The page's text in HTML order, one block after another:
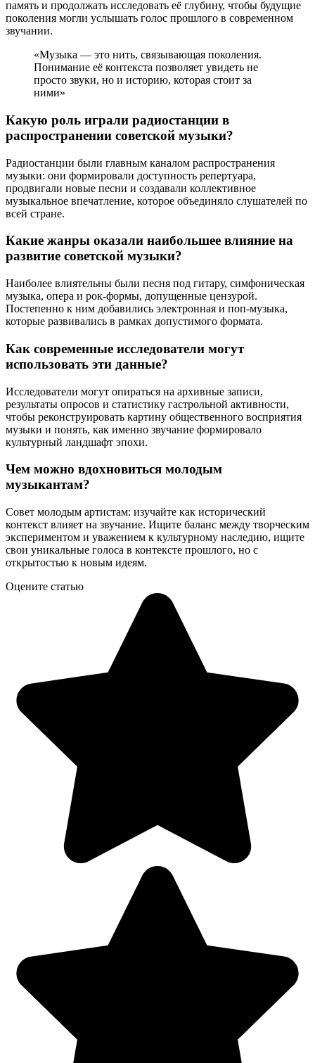
память и продолжать исследовать её глубину, чтобы будущие
поколения могли услышать голос прошлого в современном
звучании.
«Музыка — это нить, связывающая поколения.
Понимание её контекста позволяет увидеть не
просто звуки, но и историю, которая стоит за
ними»
Какую роль играли радиостанции в
распространении советской музыки?
Радиостанции были главным каналом распространения
музыки: они формировали доступность репертуара,
продвигали новые песни и создавали коллективное
музыкальное впечатление, которое объединяло слушателей по
всей стране.
Какие жанры оказали наибольшее влияние на
развитие советской музыки?
Наиболее влиятельны были песня под гитару, симфоническая
музыка, опера и рок-формы, допущенные цензурой.
Постепенно к ним добавились электронная и поп-музыка,
которые развивались в рамках допустимого формата.
Как современные исследователи могут
использовать эти данные?
Исследователи могут опираться на архивные записи,
результаты опросов и статистику гастрольной активности,
чтобы реконструировать картину общественного восприятия
музыки и понять, как именно звучание формировало
культурный ландшафт эпохи.
Чем можно вдохновиться молодым
музыкантам?
Совет молодым артистам: изучайте как исторический
контекст влияет на звучание. Ищите баланс между творческим
экспериментом и уважением к культурному наследию, ищите
свои уникальные голоса в контексте прошлого, но с
открытостью к новым идеям.
Оцените статью